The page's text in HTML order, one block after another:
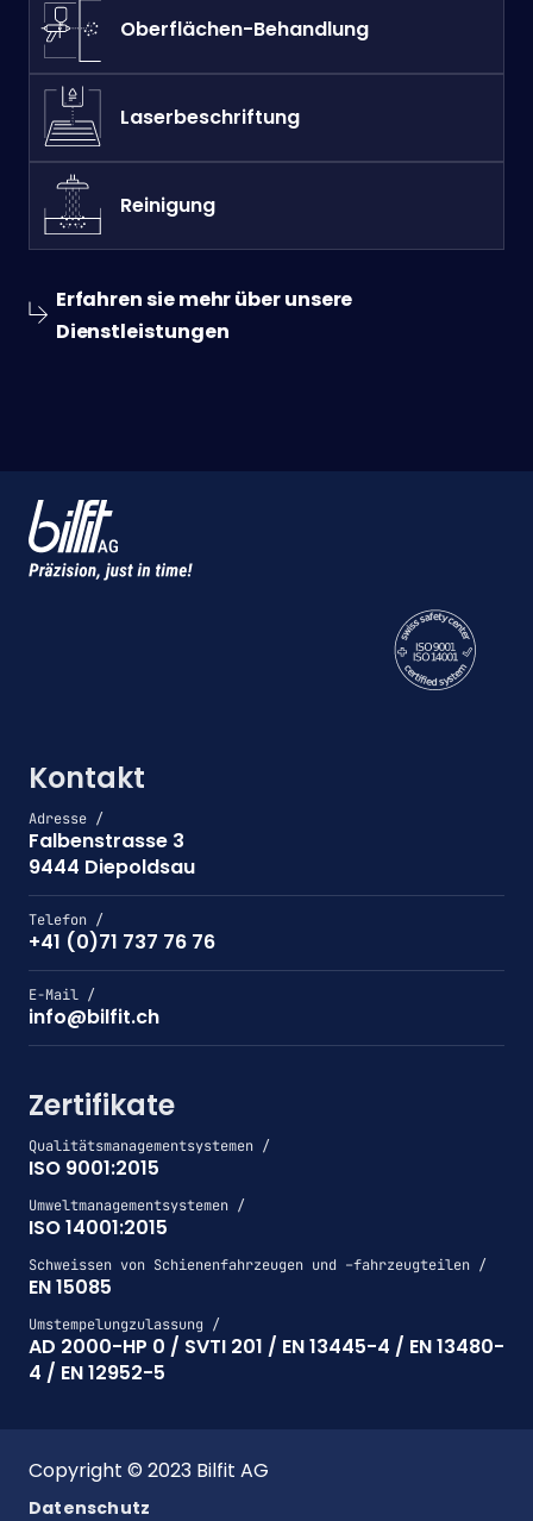
Oberflächen-Behandlung
Laserbeschriftung
Reinigung
Erfahren sie mehr über unsere
Dienstleistungen
Kontakt
Adresse /
Falbenstrasse 3
9444 Diepoldsau
Telefon /
+41 (0)71 737 76 76
E-Mail /
info@bilfit.ch
Zertifikate
Qualitätsmanagementsystemen /
ISO 9001:2015
Umweltmanagementsystemen /
ISO 14001:2015
Schweissen von Schienenfahrzeugen und –fahrzeugteilen /
EN 15085
Umstempelungzulassung /
AD 2000-HP 0 / SVTI 201 / EN 13445-4 / EN 13480-
4 / EN 12952-5
Copyright © 2023 Bilfit AG
Datenschutz